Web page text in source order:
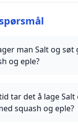
man Salt og
og eple?
tar det å lage Salt
squash og eple?